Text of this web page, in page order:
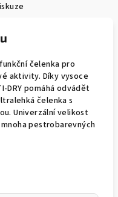
čelenka pro
aktivity. Díky vysoce
DRY pomáhá odvádět
čelenka s
Univerzální velikost
mnoha pestrobarevných